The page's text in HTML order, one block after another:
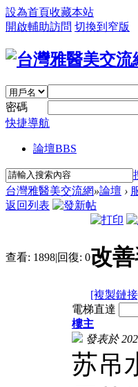
設為首頁收藏本站
開啟輔助訪問 切換到窄版
密碼
快捷導航
論壇BBS
台灣雅醫美交流網»論壇 ›
返回列表
查看: 1898|回復: 0改
[複製鏈
電梯直達
樓主
發表於
苏吊